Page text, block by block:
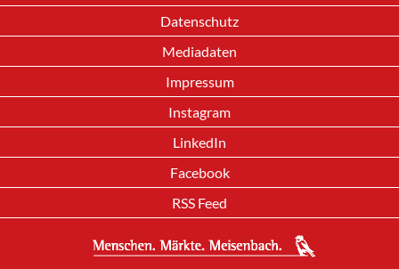
Datenschutz
Mediadaten
Impressum
Instagram
LinkedIn
Facebook
RSS Feed